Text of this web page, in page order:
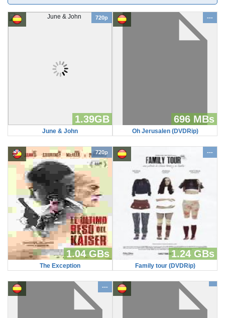
720p
1.39GB
June & John
---
696 MBs
Oh Jerusalen (DVDRip)
720p
1.04 GBs
The Exception
---
1.24 GBs
Family tour (DVDRip)
---